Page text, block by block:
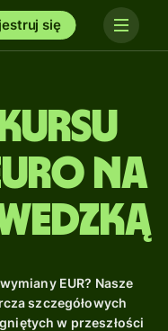
się
na
EUR? Nasze
szczegółowych
w przeszłości